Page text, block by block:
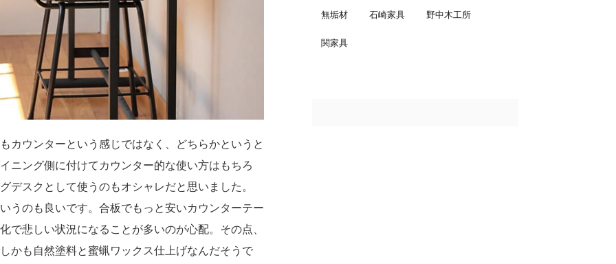
カウンターという感じではなく、どちらかというと
ニング側に付けてカウンター的な使い方はもちろ
デスクとして使うのもオシャレだと思いました。
うのも良いです。合板でもっと安いカウンターテー
で悲しい状況になることが多いのが心配。その点、
かも自然塗料と蜜蝋ワックス仕上げなんだそうで
無垢材 石崎家具 野中木工所
関家具